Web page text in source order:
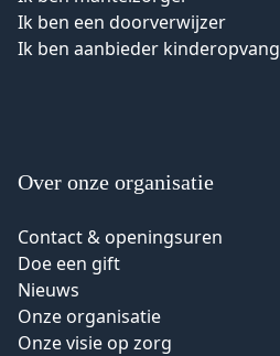
Ik ben een doorverwijzer
Ik ben aanbieder kinderopvang
Over onze organisatie
Contact & openingsuren
Doe een gift
Nieuws
Onze organisatie
Onze visie op zorg